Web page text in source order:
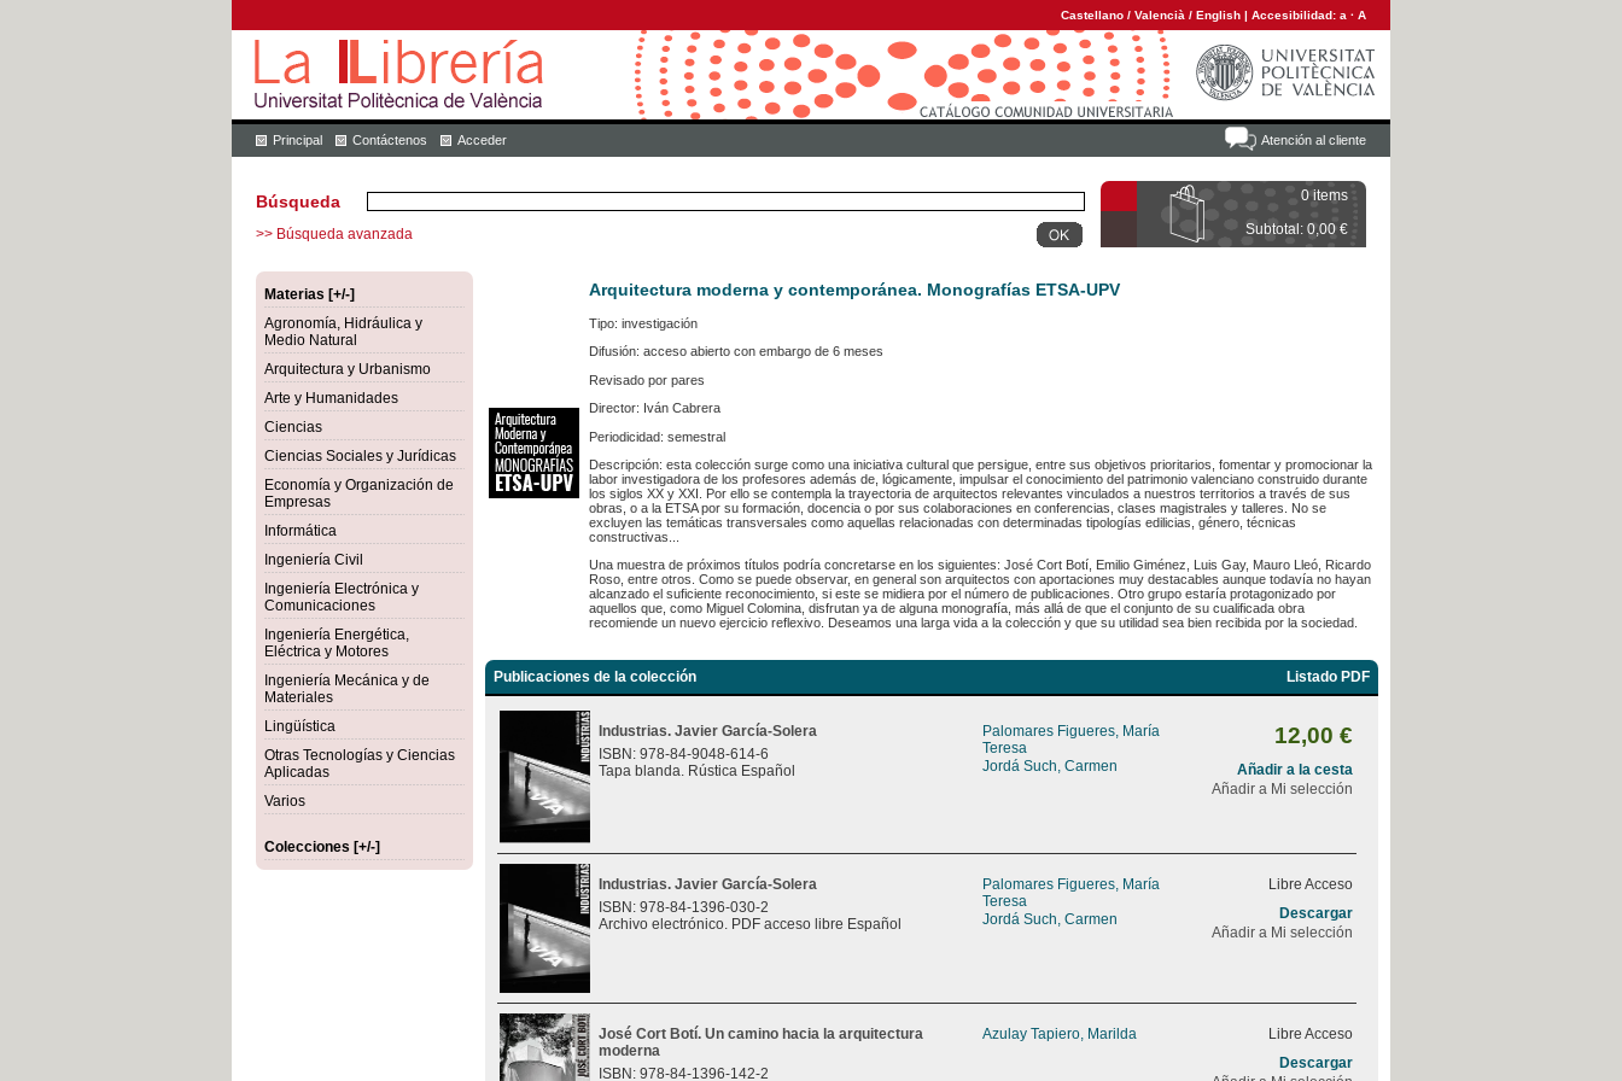
Castellano / Valencià / English | Accesibilidad: a · A
Atención al cliente
Principal Contáctenos Acceder
0 items
Subtotal: 0,00 €
Búsqueda
>> Búsqueda avanzada
Materias [+/-]
Agronomía, Hidráulica y
Medio Natural
Arquitectura y Urbanismo
Arte y Humanidades
Ciencias
Ciencias Sociales y Jurídicas
Economía y Organización de
Empresas
Informática
Ingeniería Civil
Ingeniería Electrónica y
Comunicaciones
Ingeniería Energética,
Eléctrica y Motores
Ingeniería Mecánica y de
Materiales
Lingüística
Otras Tecnologías y Ciencias
Aplicadas
Varios
Colecciones [+/-]
Arquitectura moderna y contemporánea. Monografías ETSA-UPV
Tipo: investigación
Difusión: acceso abierto con embargo de 6 meses
Revisado por pares
Director: Iván Cabrera
Periodicidad: semestral
Descripción: esta colección surge como una iniciativa cultural que persigue, entre sus objetivos prioritarios, fomentar y promocionar la
labor investigadora de los profesores además de, lógicamente, impulsar el conocimiento del patrimonio valenciano construido durante
los siglos XX y XXI. Por ello se contempla la trayectoria de arquitectos relevantes vinculados a nuestros territorios a través de sus
obras, o a la ETSA por su formación, docencia o por sus colaboraciones en conferencias, clases magistrales y talleres. No se
excluyen las temáticas transversales como aquellas relacionadas con determinadas tipologías edilicias, género, técnicas
constructivas...
Una muestra de próximos títulos podría concretarse en los siguientes: José Cort Botí, Emilio Giménez, Luis Gay, Mauro Lleó, Ricardo
Roso, entre otros. Como se puede observar, en general son arquitectos con aportaciones muy destacables aunque todavía no hayan
alcanzado el suficiente reconocimiento, si este se midiera por el número de publicaciones. Otro grupo estaría protagonizado por
aquellos que, como Miguel Colomina, disfrutan ya de alguna monografía, más allá de que el conjunto de su cualificada obra
recomiende un nuevo ejercicio reflexivo. Deseamos una larga vida a la colección y que su utilidad sea bien recibida por la sociedad.
Publicaciones de la colección Listado PDF
Industrias. Javier García-Solera
ISBN: 978-84-9048-614-6
Tapa blanda. Rústica Español
Palomares Figueres, María
Teresa
Jordá Such, Carmen
12,00 €
Añadir a la cesta
Añadir a Mi selección
Industrias. Javier García-Solera
ISBN: 978-84-1396-030-2
Archivo electrónico. PDF acceso libre Español
Palomares Figueres, María
Teresa
Jordá Such, Carmen
Libre Acceso
Descargar
Añadir a Mi selección
José Cort Botí. Un camino hacia la arquitectura
moderna
ISBN: 978-84-1396-142-2
Azulay Tapiero, Marilda
Libre Acceso
Descargar